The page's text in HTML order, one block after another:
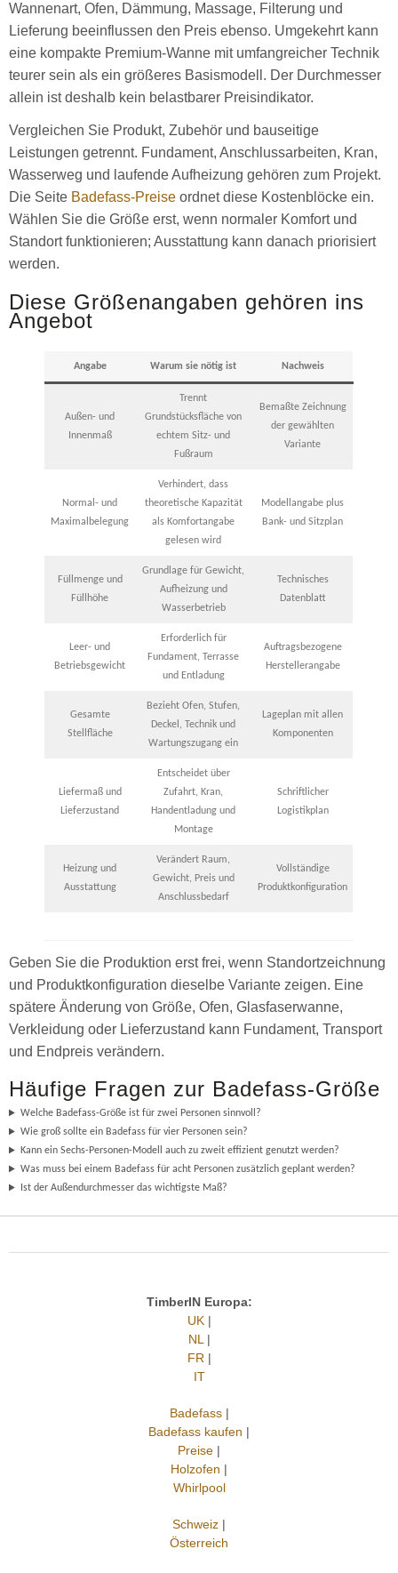
Wannenart, Ofen, Dämmung, Massage, Filterung und
Lieferung beeinflussen den Preis ebenso. Umgekehrt kann
eine kompakte Premium-Wanne mit umfangreicher Technik
teurer sein als ein größeres Basismodell. Der Durchmesser
allein ist deshalb kein belastbarer Preisindikator.
Vergleichen Sie Produkt, Zubehör und bauseitige
Leistungen getrennt. Fundament, Anschlussarbeiten, Kran,
Wasserweg und laufende Aufheizung gehören zum Projekt.
Die Seite Badefass-Preise ordnet diese Kostenblöcke ein.
Wählen Sie die Größe erst, wenn normaler Komfort und
Standort funktionieren; Ausstattung kann danach priorisiert
werden.
Diese Größenangaben gehören ins
Angebot
Angabe Warum sie nötig ist Nachweis
Außen- und
Innenmaß
Trennt
Grundstücksfläche von
echtem Sitz- und
Fußraum
Bemaßte Zeichnung
der gewählten
Variante
Normal- und
Maximalbelegung
Verhindert, dass
theoretische Kapazität
als Komfortangabe
gelesen wird
Modellangabe plus
Bank- und Sitzplan
Füllmenge und
Füllhöhe
Grundlage für Gewicht,
Aufheizung und
Wasserbetrieb
Technisches
Datenblatt
Leer- und
Betriebsgewicht
Erforderlich für
Fundament, Terrasse
und Entladung
Auftragsbezogene
Herstellerangabe
Gesamte
Stellfläche
Bezieht Ofen, Stufen,
Deckel, Technik und
Wartungszugang ein
Lageplan mit allen
Komponenten
Liefermaß und
Lieferzustand
Entscheidet über
Zufahrt, Kran,
Handentladung und
Montage
Schriftlicher
Logistikplan
Heizung und
Ausstattung
Verändert Raum,
Gewicht, Preis und
Anschlussbedarf
Vollständige
Produktkonfiguration
Geben Sie die Produktion erst frei, wenn Standortzeichnung
und Produktkonfiguration dieselbe Variante zeigen. Eine
spätere Änderung von Größe, Ofen, Glasfaserwanne,
Verkleidung oder Lieferzustand kann Fundament, Transport
und Endpreis verändern.
Häufige Fragen zur Badefass-Größe
Welche Badefass-Größe ist für zwei Personen sinnvoll?
Wie groß sollte ein Badefass für vier Personen sein?
Kann ein Sechs-Personen-Modell auch zu zweit effizient genutzt werden?
Was muss bei einem Badefass für acht Personen zusätzlich geplant werden?
Ist der Außendurchmesser das wichtigste Maß?
TimberIN Europa:
UK|
NL|
FR|
IT
Badefass|
Badefass kaufen |
Preise |
Holzofen |
Whirlpool
Schweiz |
Österreich